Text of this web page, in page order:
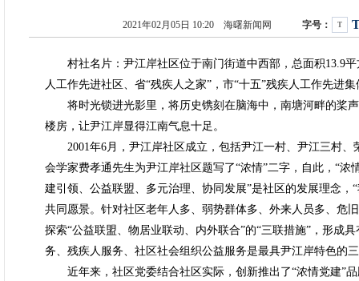
2021年02月05日 10:20 海曙新闻网 字号： T
村社名片：尹江岸社区位于南门街道中西部，总面积13.9平
人工作先进社区、省“残疾人之家”，市“十五”残疾人工作先进
将时光锁进光影里，将历史镌刻在脑海中，南塘河畔的桨
楼房，让尹江岸显得江南气息十足。
2001年6月，尹江岸社区成立，包括尹江一村、尹江三村、
会学家费孝通先生为尹江岸社区题写了“浓情”二字，自此，“
建引领、公益联盟、多元治理、协同发展”是社区的发展理念
共同愿景。针对社区老年人多、弱势群体多、外来人员多、危
探索“公益联盟、物居业联动、内外联合”的“三联措施”，形成
务、残疾人服务、社区社会组织公益服务是最具尹江岸特色的
近年来，社区党委结合社区实际，创新推出了“浓情党建”